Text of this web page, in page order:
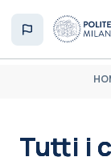
Tutti i